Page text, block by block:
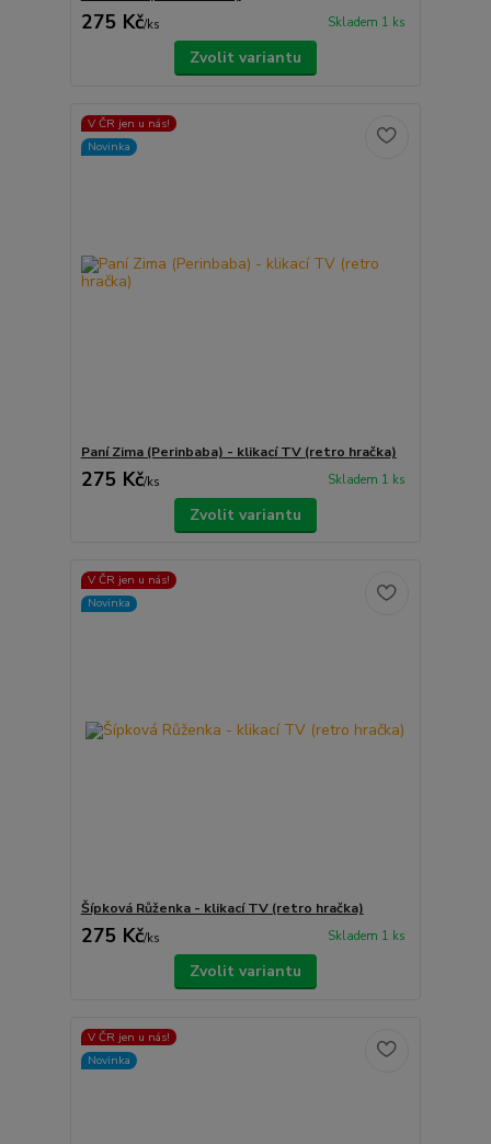
275 Kč/ks Skladem 1 ks
Zvolit variantu
V ČR jen u nás!
Novinka
Paní Zima (Perinbaba) - klikací TV (retro hračka)
275 Kč/ks Skladem 1 ks
Zvolit variantu
V ČR jen u nás!
Novinka
Šípková Růženka - klikací TV (retro hračka)
275 Kč/ks Skladem 1 ks
Zvolit variantu
V ČR jen u nás!
Novinka